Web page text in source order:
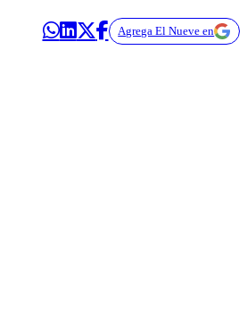
Agrega El Nueve en